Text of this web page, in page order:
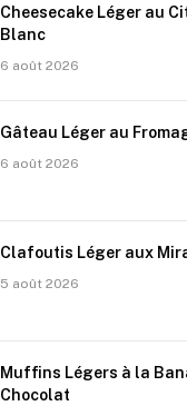
Cheesecake Léger au
Blanc
6 août 2026
Gâteau Léger au
6 août 2026
Clafoutis Léger aux
5 août 2026
Muffins Légers à la
Chocolat